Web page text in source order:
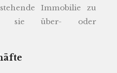
Immobilie zu
sie über- oder